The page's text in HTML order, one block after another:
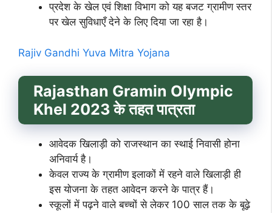
प्रदेश के खेल एवं शिक्षा विभाग को यह बजट ग्रामीण स्तर
पर खेल सुविधाएँ देने के लिए दिया जा रहा है।
Rajiv Gandhi Yuva Mitra Yojana
Rajasthan Gramin Olympic
Khel 2023 के तहत पात्रता
आवेदक खिलाड़ी को राजस्थान का स्थाई निवासी होना
अनिवार्य है।
केवल राज्य के ग्रामीण इलाकों में रहने वाले खिलाड़ी ही
इस योजना के तहत आवेदन करने के पात्र हैं।
स्कूलों में पढ़ने वाले बच्चों से लेकर 100 साल तक के बूढ़े